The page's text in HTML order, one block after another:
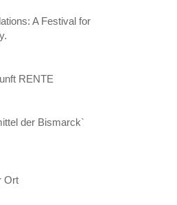
A Festival for
RENTE
der Bismarck`
Ort